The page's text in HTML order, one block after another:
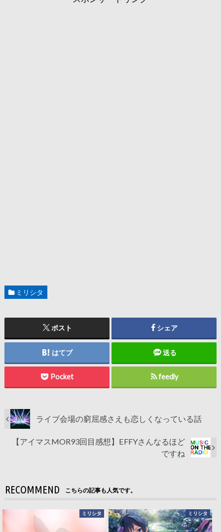
ミリシタ
ポスト シェア
はてブ 送る
Pocket feedly
ライブ会場の窮屈感さえも恋しくなっている話
【アイマスMOR93回目感想】EFFYさんなるほど
ですね
RECOMMEND こちらの記事も人気です。
ミリシタ ミリシタ